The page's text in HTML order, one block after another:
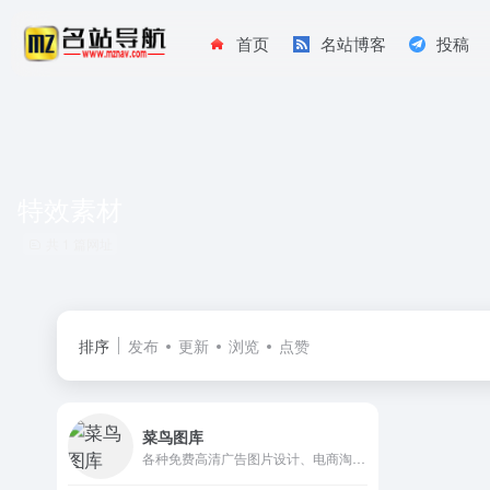
首页 名站博客 投稿
排序 发布 更新 浏览 点赞
菜鸟图库